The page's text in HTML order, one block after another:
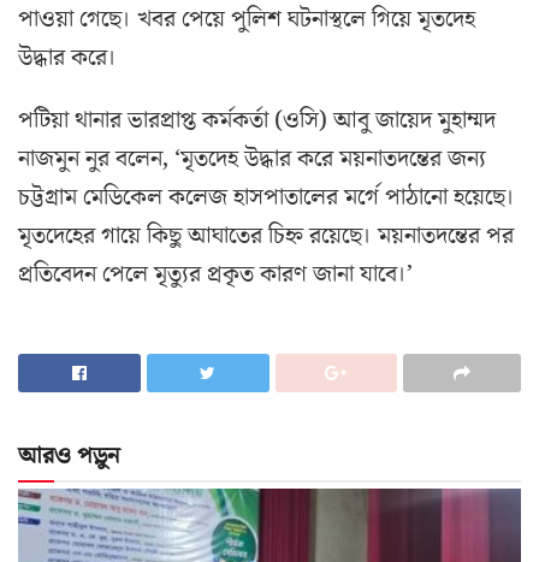
পাওয়া গেছে। খবর পেয়ে পুলিশ ঘটনাস্থলে গিয়ে মৃতদেহ
উদ্ধার করে।
পটিয়া থানার ভারপ্রাপ্ত কর্মকর্তা (ওসি) আবু জায়েদ মুহাম্মদ
নাজমুন নুর বলেন, ‘মৃতদেহ উদ্ধার করে ময়নাতদন্তের জন্য
চট্টগ্রাম মেডিকেল কলেজ হাসপাতালের মর্গে পাঠানো হয়েছে।
মৃতদেহের গায়ে কিছু আঘাতের চিহ্ন রয়েছে। ময়নাতদন্তের পর
প্রতিবেদন পেলে মৃত্যুর প্রকৃত কারণ জানা যাবে।’
আরও পড়ুন